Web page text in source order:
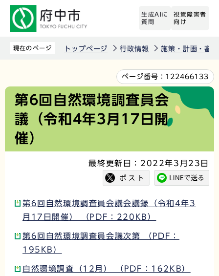
先
生成AIに
質問
視覚障害者
向け
現在のページ トップページ 行政情報 施策・計画・審
文
ページ番号： 122466133
第6回自然環境調査員会
議（令和4年3月17日開
催）
最終更新日：2022年3月23日
第6回自然環境調査員会議会議録（令和4年3
月17日開催） （PDF：220KB）
第6回自然環境調査員会議次第 （PDF：
195KB）
自然環境調査（12月） （PDF：162KB）